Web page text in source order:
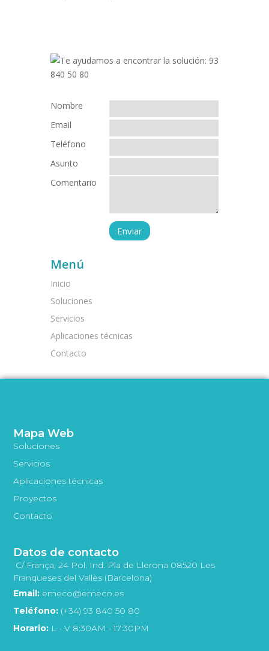
Nombre
Email
Teléfono
Asunto
Comentario
Menú
Inicio
Soluciones
Servicios
Aplicaciones técnicas
Contacto
Mapa Web
Soluciones
Servicios
Aplicaciones técnicas
Proyectos
Contacto
Datos de contacto
C/ França, 24 Pol. Ind. Pla de Llerona 08520 Les
Franqueses del Vallès (Barcelona)
Email: emeco@emeco.es
Teléfono: (+34) 93 840 50 80
Horario: L - V 8:30AM - 17:30PM